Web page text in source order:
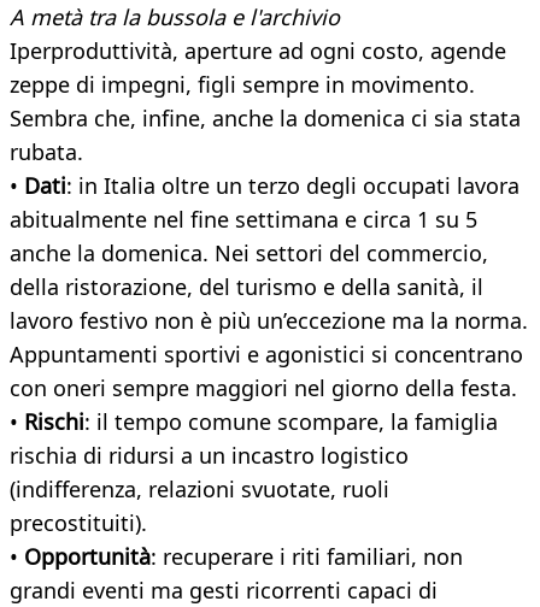
A metà tra la bussola e l'archivio
Iperproduttività, aperture ad ogni costo, agende
zeppe di impegni, figli sempre in movimento.
Sembra che, infine, anche la domenica ci sia stata
rubata.
• Dati: in Italia oltre un terzo degli occupati lavora
abitualmente nel fine settimana e circa 1 su 5
anche la domenica. Nei settori del commercio,
della ristorazione, del turismo e della sanità, il
lavoro festivo non è più un’eccezione ma la norma.
Appuntamenti sportivi e agonistici si concentrano
con oneri sempre maggiori nel giorno della festa.
• Rischi: il tempo comune scompare, la famiglia
rischia di ridursi a un incastro logistico
(indifferenza, relazioni svuotate, ruoli
precostituiti).
• Opportunità: recuperare i riti familiari, non
grandi eventi ma gesti ricorrenti capaci di